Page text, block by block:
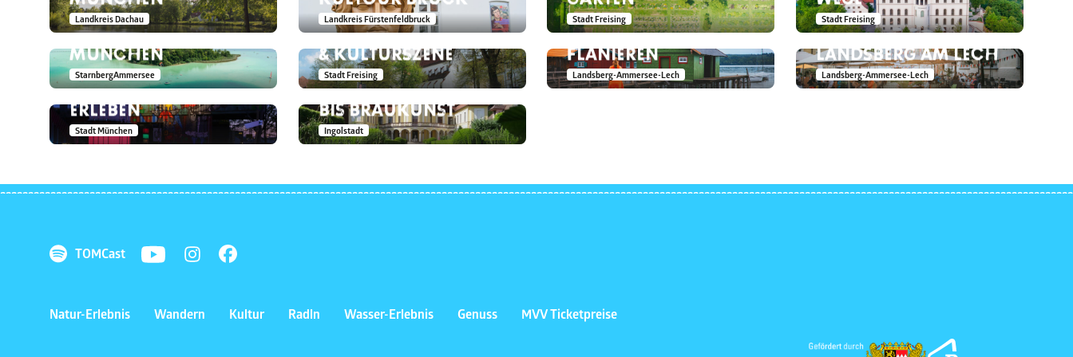
Landkreis Dachau Landkreis Fürstenfeldbruck Stadt Freising Stadt Freising
StarnbergAmmersee
WÖRTHSEE – ZWEI-
SEEN-TOUR BEI
MÜNCHEN
Stadt Freising
FREISING ERLEBEN –
ZWISCHEN DOMBERG
& KULTURSZENE
Landsberg-Ammersee-Lech
SCHONDORF – AM
AMMERSEE
FLANIEREN
Landsberg-Ammersee-Lech
HELLMAIRPLATZ IN
LANDSBERG AM LECH
Stadt München
– MÜNCHENS
TRENDVIERTEL
ERLEBEN
Ingolstadt
BIERRUNDGANG –
VON REINHEITSGEBOT
BIS BRAUKUNST
TOMCast
Natur-Erlebnis Wandern Kultur Radln Wasser-Erlebnis Genuss MVV Ticketpreise